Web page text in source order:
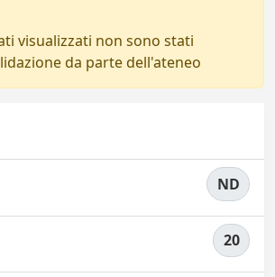
visualizzati non sono stati
da parte dell'ateneo
ND
20